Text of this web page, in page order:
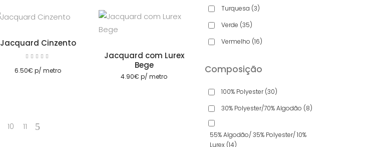
Jacquard Cinzento
de 5
6.50€ p/ metro
Jacquard com Lurex
Bege
4.90€ p/ metro
10 11
Turquesa (3)
Verde (35)
Vermelho (16)
Composição
100% Polyester (30)
30% Polyester/70% Algodão (8)
55% Algodão/ 35% Polyester/ 10%
Lurex (14)